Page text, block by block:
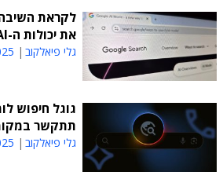
לקראת
את יכולות ה-AI בחיפוש שלה
גלי פיאלקוב
תתקשר
גלי פיאלקוב